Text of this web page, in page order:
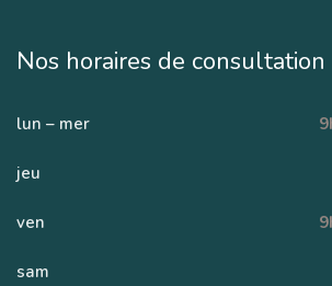
Nos horaires de consultation
lun – mer
jeu
ven
sam